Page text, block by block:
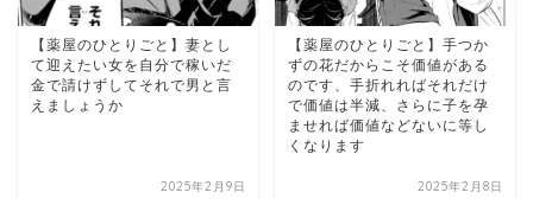
【薬屋のひとりごと】妻とし
て迎えたい女を自分で稼いだ
金で請けずしてそれで男と言
えましょうか
2025年2月9日
【薬屋のひとりごと】手つか
ずの花だからこそ価値がある
のです、手折れればそれだけ
で価値は半減、さらに子を孕
ませれば価値などないに等し
くなります
2025年2月8日